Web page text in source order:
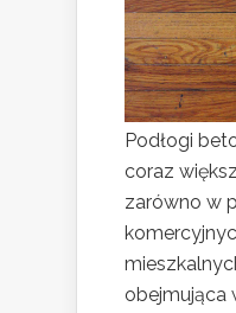
Podłogi
coraz
zarówno w
obejmująca